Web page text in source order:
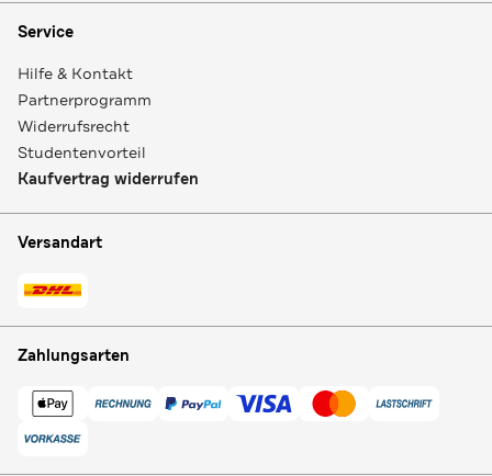
Service
Hilfe & Kontakt
Partnerprogramm
Widerrufsrecht
Studentenvorteil
Kaufvertrag widerrufen
Versandart
Zahlungsarten